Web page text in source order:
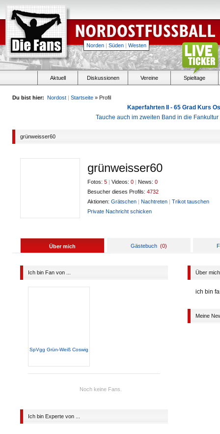
Norden | Süden | Westen
Aktuell Diskussionen Vereine Spieltage
Du bist hier: Nordost | Startseite » Profil
Kaperfahrten II - 65 Grad Kurs
Tauche auch im zweiten Band in die
grünweisser60
grünweisser60
Fotos: 5 | Videos: 0 | News: 0
Besucher dieses Profils: 4732
Aktionen: Grätschen | Nachtreten | Trikot tauschen
Private Nachricht schicken
Über mich Gästebuch (0)
Ich bin Fan von ...
SpVgg Grün-Weiß Coswig
Noch keine Fans.
Ich bin Experte von ...
Über mich
ich bin
Meine